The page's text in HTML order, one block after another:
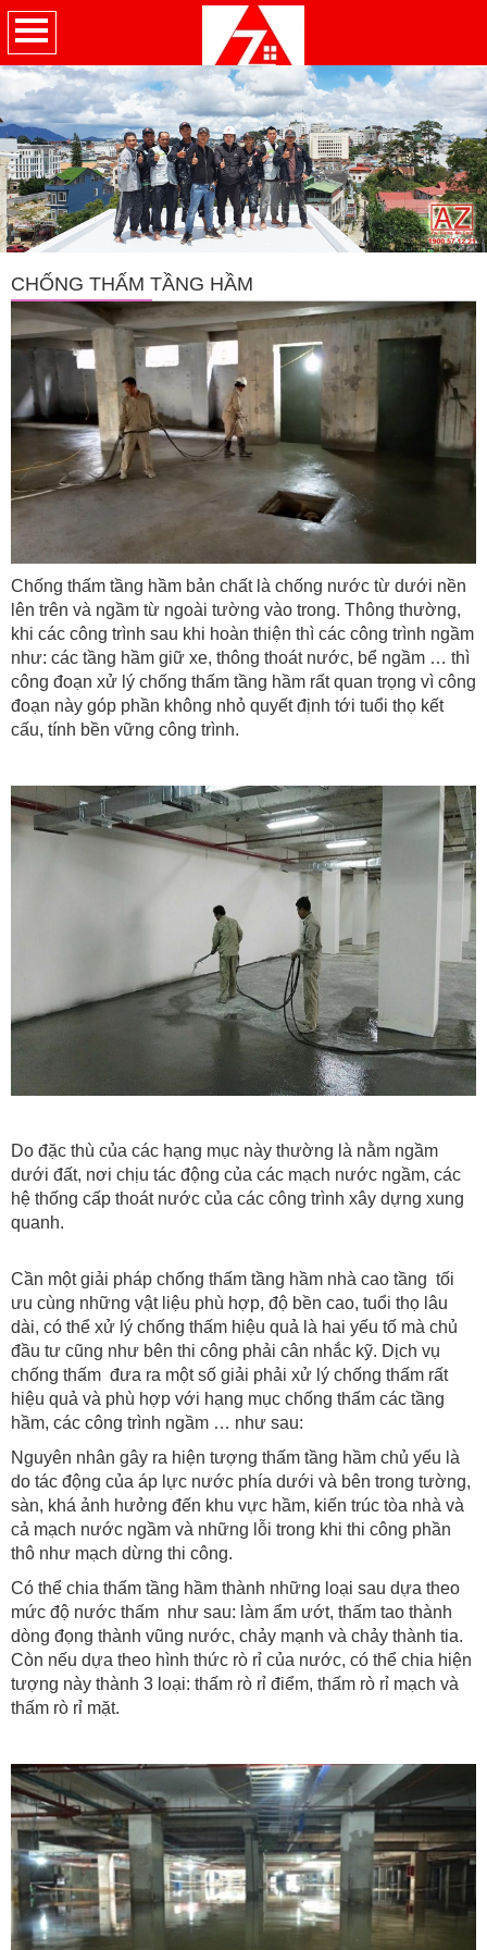
CHỐNG THẤM TẦNG HẦM
Chống thấm tầng hầm bản chất là chống nước từ dưới nền
lên trên và ngầm từ ngoài tường vào trong. Thông thường,
khi các công trình sau khi hoàn thiện thì các công trình ngầm
như: các tầng hầm giữ xe, thông thoát nước, bể ngầm … thì
công đoạn xử lý chống thấm tầng hầm rất quan trọng vì công
đoạn này góp phần không nhỏ quyết định tới tuổi thọ kết
cấu, tính bền vững công trình.
Do đặc thù của các hạng mục này thường là nằm ngầm
dưới đất, nơi chịu tác động của các mạch nước ngầm, các
hệ thống cấp thoát nước của các công trình xây dựng xung
quanh.
Cần một giải pháp chống thấm tầng hầm nhà cao tầng tối
ưu cùng những vật liệu phù hợp, độ bền cao, tuổi thọ lâu
dài, có thể xử lý chống thấm hiệu quả là hai yếu tố mà chủ
đầu tư cũng như bên thi công phải cân nhắc kỹ. Dịch vụ
chống thấm đưa ra một số giải phải xử lý chống thấm rất
hiệu quả và phù hợp với hạng mục chống thấm các tầng
hầm, các công trình ngầm … như sau:
Nguyên nhân gây ra hiện tượng thấm tầng hầm chủ yếu là
do tác động của áp lực nước phía dưới và bên trong tường,
sàn, khá ảnh hưởng đến khu vực hầm, kiến trúc tòa nhà và
cả mạch nước ngầm và những lỗi trong khi thi công phần
thô như mạch dừng thi công.
Có thể chia thấm tầng hầm thành những loại sau dựa theo
mức độ nước thấm như sau: làm ẩm ướt, thấm tao thành
dòng đọng thành vũng nước, chảy mạnh và chảy thành tia.
Còn nếu dựa theo hình thức rò rỉ của nước, có thể chia hiện
tượng này thành 3 loại: thấm rò rỉ điểm, thấm rò rỉ mạch và
thấm rò rỉ mặt.